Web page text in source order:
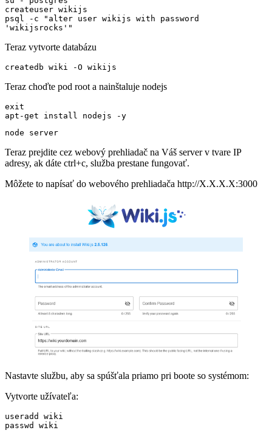
createuser wikijs
psql -c "alter user wikijs with password
'wikijsrocks'"
Teraz vytvorte databázu
createdb wiki -O wikijs
Teraz choďte pod root a nainštaluje nodejs
exit
apt-get install nodejs -y
node server
Teraz prejdite cez webový prehliadač na Váš server v tvare IP
adresy, ak dáte ctrl+c, služba prestane fungovať.
Môžete to napísať do webového prehliadača http://X.X.X.X:3000
Nastavte službu, aby sa spúšťala priamo pri boote so systémom:
Vytvorte užívateľa:
useradd wiki
passwd wiki